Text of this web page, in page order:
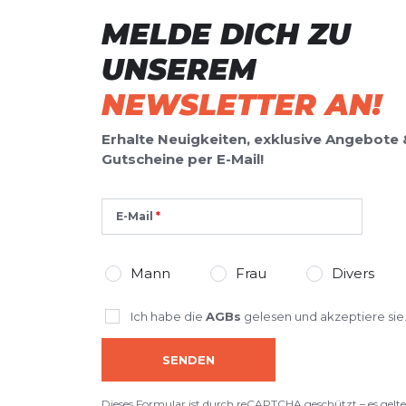
MELDE DICH ZU
UNSEREM
NEWSLETTER AN!
Erhalte Neuigkeiten, exklusive Angebote
Gutscheine per E-Mail!
E-Mail
Mann Frau Divers
Ich habe die AGBs gelesen und akzeptiere sie.
SENDEN